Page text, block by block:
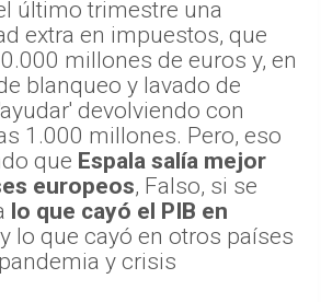
último trimestre una
extra en impuestos, que
millones de euros y, en
blanqueo y lavado de
devolviendo con
1.000 millones. Pero, eso
que Espala salía mejor
europeos, Falso, si se
lo que cayó el PIB en
lo que cayó en otros países
y crisis